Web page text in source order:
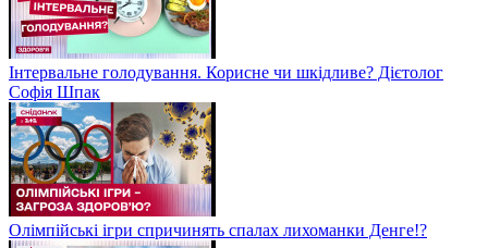
Інтервальне голодування. Корисне чи шкідливе? Дієтолог
Софія Шпак
Олімпійські ігри спричинять спалах лихоманки Денге!?